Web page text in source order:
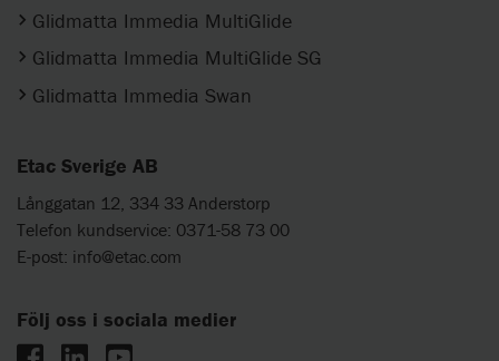
Glidmatta Immedia MultiGlide
Glidmatta Immedia MultiGlide SG
Glidmatta Immedia Swan
Etac Sverige AB
Långgatan 12, 334 33 Anderstorp
Telefon kundservice: 0371-58 73 00
E-post: info@etac.com
Följ oss i sociala medier